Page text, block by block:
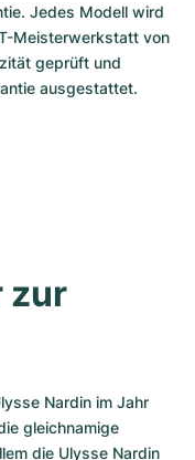
Jedes Modell wird
Meisterwerkstatt von
geprüft und
ausgestattet.
zur
Nardin im Jahr
gleichnamige
die Ulysse Nardin